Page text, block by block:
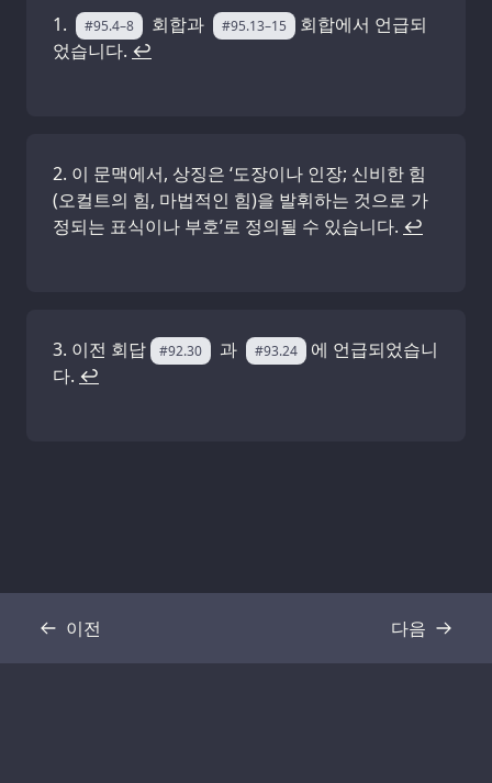
#95.4–8 회합과 #95.13–15
회합에서 언급되
었습니다. ↩
이 문맥에서, 상징은 ‘도장이나 인장; 신비한 힘
(오컬트의 힘, 마법적인 힘)을 발휘하는 것으로 가
정되는 표식이나 부호’로 정의될 수 있습니다. ↩
이전 회답 #92.30 과 #93.24
에 언급되었습니
다. ↩
이전
기록 다음
기록